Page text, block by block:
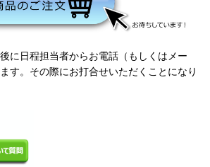
に日程担当者からお電話（もしくはメー
す。その際にお打合せいただくことになり